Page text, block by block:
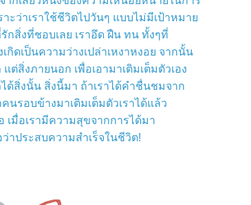
ะว่าเราใช้ชีวิตไปวันๆ แบบไม่มีเป้าหมา
กสิ่งที่ชอบเลย เราอึด ฝืน ทน ทั้งๆที่
กิดเป็นความว่างเปล่าเหงาหงอย จากนั้น
แต่สิ่งภายนอก เพื่อเอามาเติมเต็มตัวเอง
ได้สิ่งนั้น สิ่งนี้มา ถ้าเราได้คำชื่นชมจาก
รอบข้างมาเติมเต็มตัวเราได้แล้ว
เมื่อเรามีความสุขจากการได้มา
ว่าประสบความสำเร็จในชีวิต!